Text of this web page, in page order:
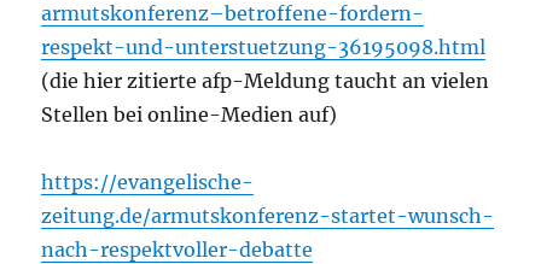
armutskonferenz–betroffene-fordern-
respekt-und-unterstuetzung-36195098.html
(die hier zitierte afp-Meldung taucht an vielen
Stellen bei online-Medien auf)
https://evangelische-
zeitung.de/armutskonferenz-startet-wunsch-
nach-respektvoller-debatte